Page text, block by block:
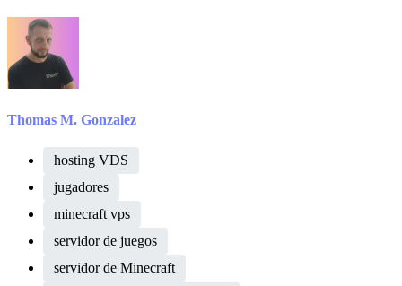
Thomas M. Gonzalez
hosting VDS
jugadores
minecraft vps
servidor de juegos
servidor de Minecraft